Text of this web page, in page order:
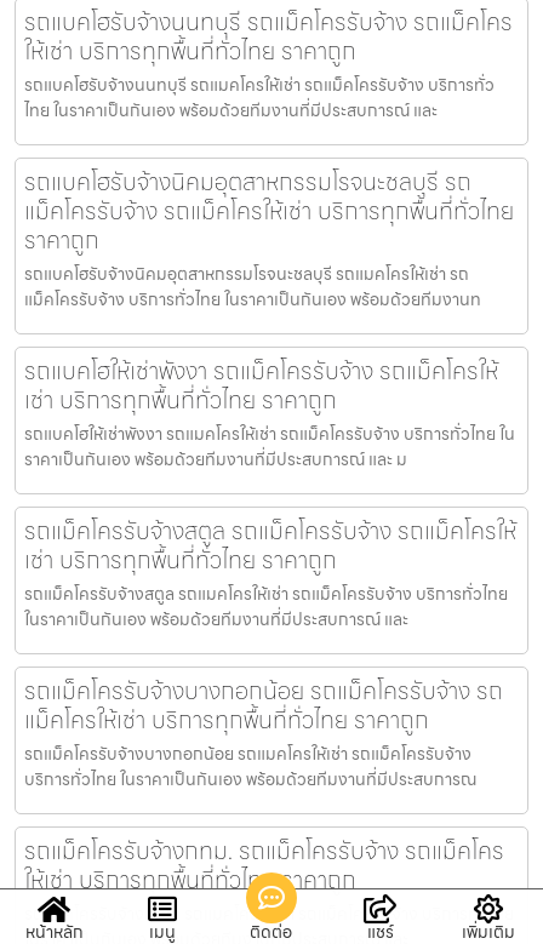
รถแบคโฮรับจ้างนนทบุรี รถแม็คโครรับจ้าง รถแม็คโคร
ให้เช่า บริการทุกพื้นที่ทั่วไทย ราคาถูก
รถแบคโฮรับจ้างนนทบุรี รถแมคโครให้เช่า รถแม็คโครรับจ้าง บริการทั่ว
ไทย ในราคาเป็นกันเอง พร้อมด้วยทีมงานที่มีประสบการณ์ และ
รถแบคโฮรับจ้างนิคมอุตสาหกรรมโรจนะชลบุรี รถ
แม็คโครรับจ้าง รถแม็คโครให้เช่า บริการทุกพื้นที่ทั่วไทย
ราคาถูก
รถแบคโฮรับจ้างนิคมอุตสาหกรรมโรจนะชลบุรี รถแมคโครให้เช่า รถ
แม็คโครรับจ้าง บริการทั่วไทย ในราคาเป็นกันเอง พร้อมด้วยทีมงานท
รถแบคโฮให้เช่าพังงา รถแม็คโครรับจ้าง รถแม็คโครให้
เช่า บริการทุกพื้นที่ทั่วไทย ราคาถูก
รถแบคโฮให้เช่าพังงา รถแมคโครให้เช่า รถแม็คโครรับจ้าง บริการทั่วไทย ใน
ราคาเป็นกันเอง พร้อมด้วยทีมงานที่มีประสบการณ์ และ ม
รถแม็คโครรับจ้างสตูล รถแม็คโครรับจ้าง รถแม็คโครให้
เช่า บริการทุกพื้นที่ทั่วไทย ราคาถูก
รถแม็คโครรับจ้างสตูล รถแมคโครให้เช่า รถแม็คโครรับจ้าง บริการทั่วไทย
ในราคาเป็นกันเอง พร้อมด้วยทีมงานที่มีประสบการณ์ และ
รถแม็คโครรับจ้างบางกอกน้อย รถแม็คโครรับจ้าง รถ
แม็คโครให้เช่า บริการทุกพื้นที่ทั่วไทย ราคาถูก
รถแม็คโครรับจ้างบางกอกน้อย รถแมคโครให้เช่า รถแม็คโครรับจ้าง
บริการทั่วไทย ในราคาเป็นกันเอง พร้อมด้วยทีมงานที่มีประสบการณ
รถแม็คโครรับจ้างกทม. รถแม็คโครรับจ้าง รถแม็คโคร
ให้เช่า บริการทุกพื้นที่ทั่วไทย ราคาถูก
รถแม็คโครรับจ้างกทม. รถแมคโครให้เช่า รถแม็คโครรับจ้าง บริการทั่วไทย
หน้าหลัก เมนู ติดต่อ แชร์ เพิ่มเติม